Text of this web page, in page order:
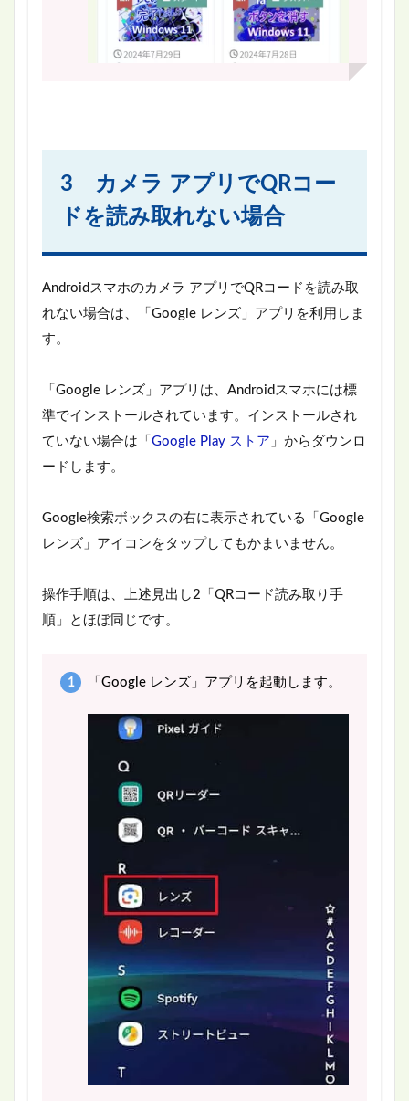
3 カメラ アプリでQRコー
ドを読み取れない場合
Androidスマホのカメラ アプリでQRコードを読み取
れない場合は、「Google レンズ」アプリを利用しま
す。
「Google レンズ」アプリは、Androidスマホには標
準でインストールされています。インストールされ
ていない場合は「 Google Play ストア 」からダウンロ
ードします。
Google検索ボックスの右に表示されている「Google
レンズ」アイコンをタップしてもかまいません。
操作手順は、上述見出し2「QRコード読み取り手
順」とほぼ同じです。
「Google レンズ」アプリを起動します。